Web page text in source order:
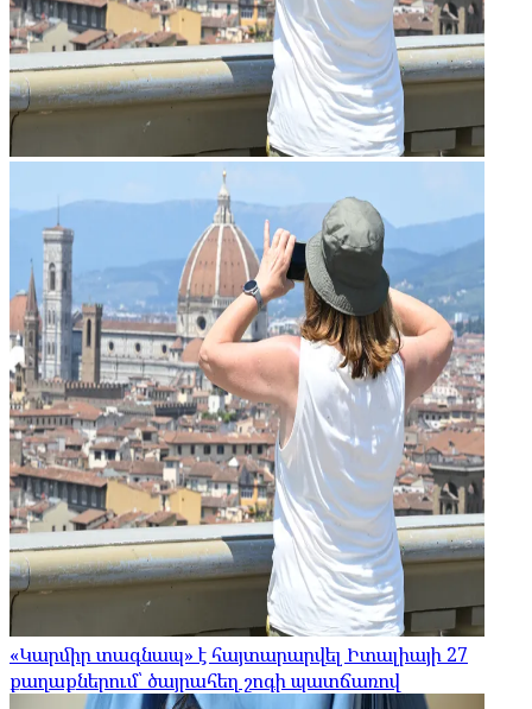
«Կարմիր տագնապ» է հայտարարվել Իտալիայի 27
քաղաքներում՝ ծայրահեղ շոգի պատճառով